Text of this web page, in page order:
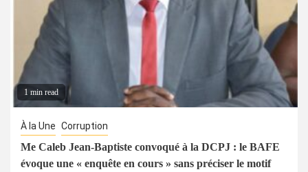
1 min read
À la Une Corruption
Me Caleb Jean-Baptiste convoqué à la DCPJ : le BAFE
évoque une « enquête en cours » sans préciser le motif